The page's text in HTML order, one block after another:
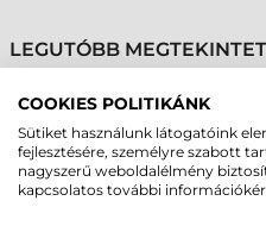
LEGUTÓBB
ZEBRA NYOMTATÓFEJ,
ZM400, 24 DOTS/MM
(600 DPI)
COOKIES POLITIKÁNK
Sütiket használunk látogatóink
fejlesztésére, személyre szabott
nagyszerű weboldalélmény
kapcsolatos további